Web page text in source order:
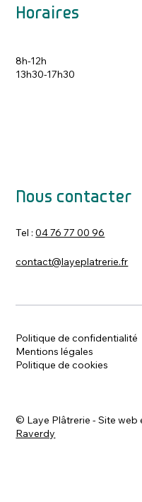
Horaires
8h-12h
13h30-17h30
Nous contacter
Tel :04 76 77 00 96
contact@layeplatrerie.fr
Politique de confidentialité
Mentions légales
Politique de cookies
© Laye Plâtrerie - Site
Raverdy